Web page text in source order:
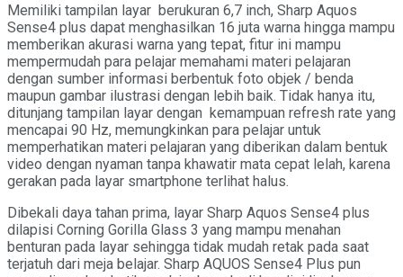
Memiliki tampilan layar berukuran 6,7 inch, Sharp Aquos
Sense4 plus dapat menghasilkan 16 juta warna hingga mampu
memberikan akurasi warna yang tepat, fitur ini mampu
mempermudah para pelajar memahami materi pelajaran
dengan sumber informasi berbentuk foto objek / benda
maupun gambar ilustrasi dengan lebih baik. Tidak hanya itu,
ditunjang tampilan layar dengan kemampuan refresh rate yang
mencapai 90 Hz, memungkinkan para pelajar untuk
memperhatikan materi pelajaran yang diberikan dalam bentuk
video dengan nyaman tanpa khawatir mata cepat lelah, karena
gerakan pada layar smartphone terlihat halus.
Dibekali daya tahan prima, layar Sharp Aquos Sense4 plus
dilapisi Corning Gorilla Glass 3 yang mampu menahan
benturan pada layar sehingga tidak mudah retak pada saat
terjatuh dari meja belajar. Sharp AQUOS Sense4 Plus pun